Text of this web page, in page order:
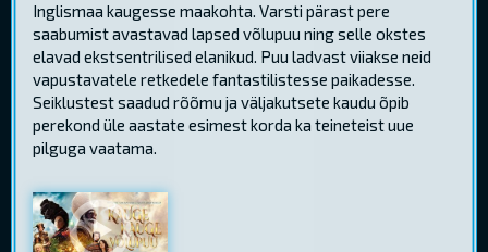
Inglismaa kaugesse maakohta. Varsti pärast pere
saabumist avastavad lapsed võlupuu ning selle okstes
elavad ekstsentrilised elanikud. Puu ladvast viiakse neid
vapustavatele retkedele fantastilistesse paikadesse.
Seiklustest saadud rõõmu ja väljakutsete kaudu õpib
perekond üle aastate esimest korda ka teineteist uue
pilguga vaatama.